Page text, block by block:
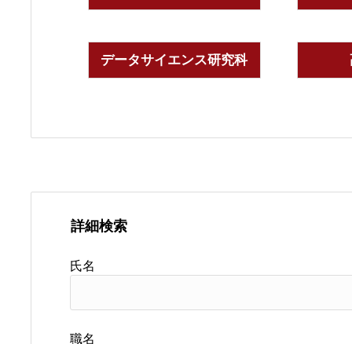
データサイエンス研究科
詳細検索
氏名
職名